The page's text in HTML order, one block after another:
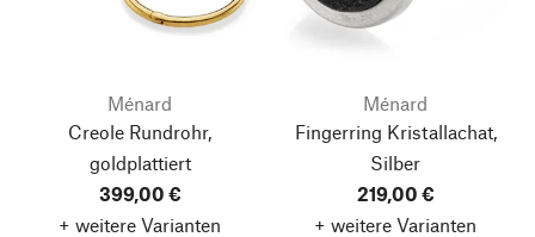
Ménard
Creole Rundrohr,
goldplattiert
399,00 €
+ weitere Varianten
Ménard
Fingerring Kristallachat,
Silber
219,00 €
+ weitere Varianten